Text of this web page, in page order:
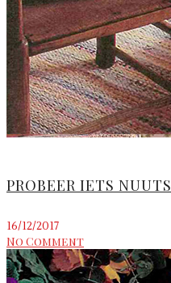
PROBEER IETS NUUTS
16/12/2017
No Comment